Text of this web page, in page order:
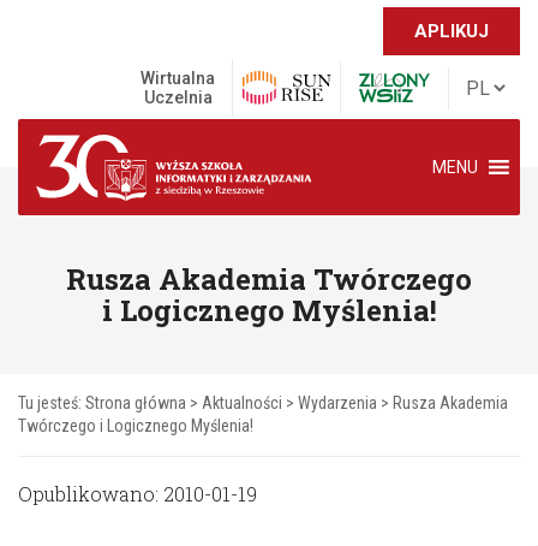
APLIKUJ
Wirtualna
Uczelnia
MENU
Rusza Akademia Twórczego
i Logicznego Myślenia!
Tu jesteś: Strona główna > Aktualności > Wydarzenia > Rusza Akademia
Twórczego i Logicznego Myślenia!
Opublikowano: 2010-01-19